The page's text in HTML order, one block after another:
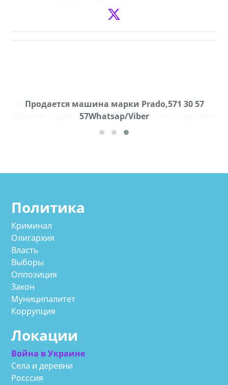
Продается машина марки Prado,571 30 57
57Whatsap/Viber
Политика
Криминал
Олигархия
Власть
Выборы
Оппозиция
Закон
Муниципалитет
Коррупция
Локации
Война в Украине
Села и деревни
Росссия